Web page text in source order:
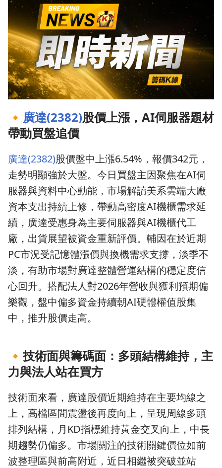
🔸 廣達(2382)股價上漲，AI伺服器題材
帶動買盤追價
廣達(2382)股價盤中上漲6.54%，報價342元，
走勢明顯強於大盤。今日買盤主因聚焦在AI伺
服器與資料中心動能，市場解讀美系雲端大廠
資本支出持續上修，帶動高密度AI機櫃需求延
續，廣達受惠身為主要伺服器與AI機櫃代工
廠，出貨展望被資金重新評價。輔因在於近期
PC市況受記憶體漲價與換機需求支撐，淡季不
淡，有助市場對廣達整體營運結構的穩定度信
心回升。搭配法人對2026年營收與獲利預期偏
樂觀，盤中偏多資金持續朝AI硬體權值股集
中，推升股價走高。
🔸技術面與籌碼面：多頭結構維持，主
力與法人站在買方
技術面來看，廣達股價近期維持在主要均線之
上，高檔區間震盪後再度向上，呈現周線多頭
排列結構，月KD指標維持黃金交叉向上，中長
期趨勢仍偏多。市場關注的技術關鍵價位如前
波整理區與前高附近，近日相繼被突破並站